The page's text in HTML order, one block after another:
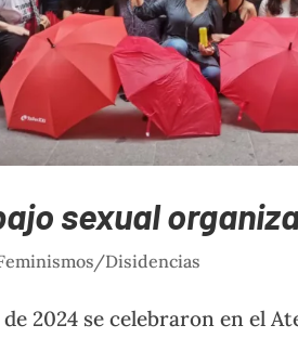
sexual
Disidencias
2024 se celebraron en el